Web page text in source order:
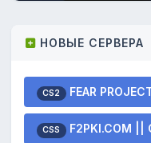
НОВЫЕ СЕРВЕРА
CS2 FEAR
CSS F2PKI.COM ||